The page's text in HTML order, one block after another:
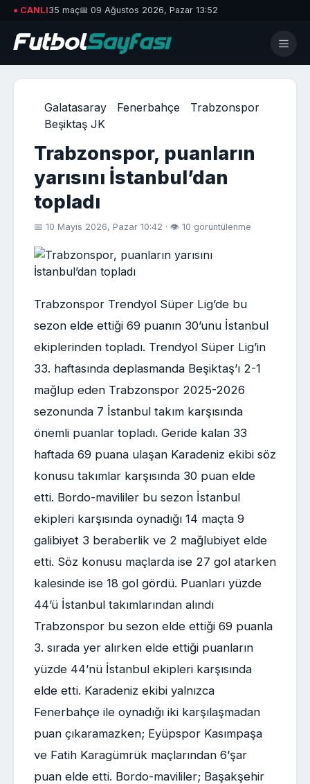
● CANLI35 maç📅 09 Ağustos 2026, Pazar 13:52
Galatasaray Fenerbahçe
Trabzonspor
Beşiktaş JK
Trabzonspor, puanların
yarısını İstanbul’dan
topladı
📅 10 Mayıs 2026, Pazar 10:42 · 👁 10 görüntülenme
Trabzonspor Trendyol Süper Lig’de bu
sezon elde ettiği 69 puanın 30’unu İstanbul
ekiplerinden topladı. Trendyol Süper Lig’in
33. haftasında deplasmanda Beşiktaş’ı 2-1
mağlup eden Trabzonspor 2025-2026
sezonunda 7 İstanbul takım karşısında
önemli puanlar topladı. Geride kalan 33
haftada 69 puana ulaşan Karadeniz ekibi söz
konusu takımlar karşısında 30 puan elde
etti. Bordo-mavililer bu sezon İstanbul
ekipleri karşısında oynadığı 14 maçta 9
galibiyet 3 beraberlik ve 2 mağlubiyet elde
etti. Söz konusu maçlarda ise 27 gol atarken
kalesinde ise 18 gol gördü. Puanları yüzde
44’ü İstanbul takımlarından alındı
Trabzonspor bu sezon elde ettiği 69 puanla
3. sırada yer alırken elde ettiği puanların
yüzde 44’nü İstanbul ekipleri karşısında
elde etti. Karadeniz ekibi yalnızca
Fenerbahçe ile oynadığı iki karşılaşmadan
puan çıkaramazken; Eyüpspor Kasımpaşa
ve Fatih Karagümrük maçlarından 6’şar
puan elde etti. Bordo-mavililer; Başakşehir